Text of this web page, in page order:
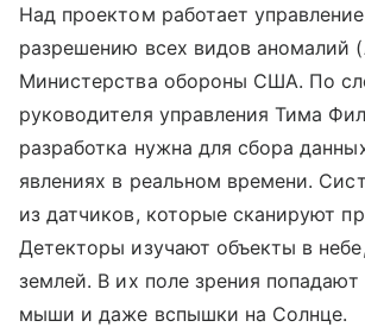
Над проектом работает
разрешению всех видов аномалий
Министерства обороны США. По
руководителя управления Тима
разработка нужна для сбора
явлениях в реальном времени.
из датчиков, которые сканируют
Детекторы изучают объекты в
землей. В их поле зрения
мыши и даже вспышки на Солнце.